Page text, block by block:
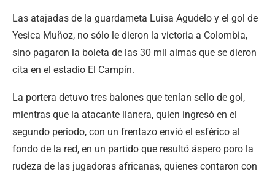
Las atajadas de la guardameta Luisa Agudelo y el gol de
Yesica Muñoz, no sólo le dieron la victoria a Colombia,
sino pagaron la boleta de las 30 mil almas que se dieron
cita en el estadio El Campín.
La portera detuvo tres balones que tenían sello de gol,
mientras que la atacante llanera, quien ingresó en el
segundo periodo, con un frentazo envió el esférico al
fondo de la red, en un partido que resultó áspero poro la
rudeza de las jugadoras africanas, quienes contaron con